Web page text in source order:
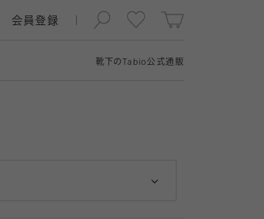
靴下の Tabio公式通販
会員登録